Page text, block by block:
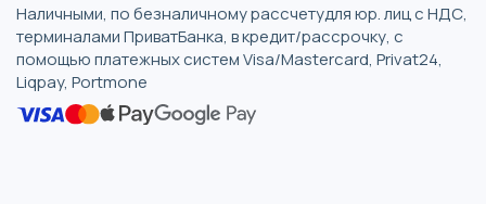
Наличными, по безналичному рассчетудля юр. лиц с НДС,
терминалами ПриватБанка, в кредит/рассрочку, с
помощью платежных систем Visa/Mastercard, Privat24,
Liqpay, Portmone